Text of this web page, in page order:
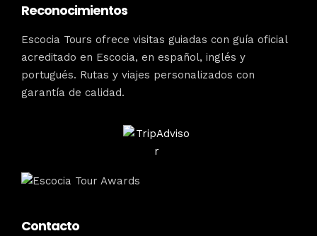
Reconocimientos
Escocia Tours ofrece visitas guiadas con guía oficial
acreditado en Escocia, en español, inglés y
portugués. Rutas y viajes personalizados con
garantía de calidad.
Contacto